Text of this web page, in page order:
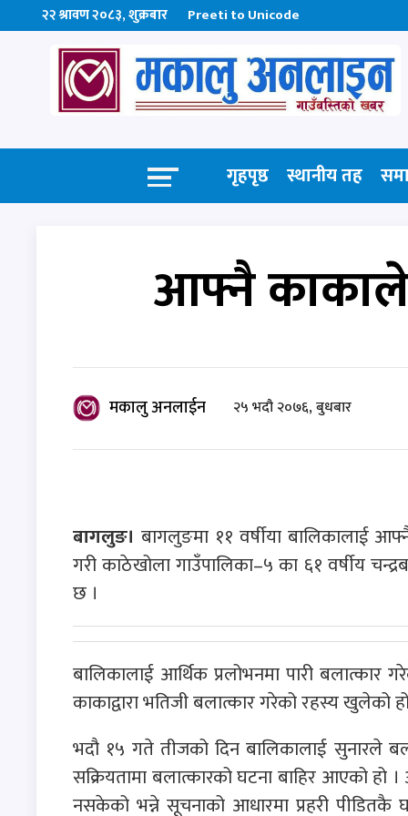
२२ श्रावण २०८३, शुक्रबार Preeti to Unicode
गृहपृष्ठ स्थानीय तह
आफ्नै काकाले
मकालु अनलाईन २५ भदौ २०७६, बुधबार
बागलुङ। बागलुङमा ११ वर्षीया बालिकालाई
गरी काठेखोला गाउँपालिका–५ का ६१ वर्षीय
छ ।
बालिकालाई आर्थिक प्रलोभनमा पारी बलात्कार
काकाद्वारा भतिजी बलात्कार गरेको रहस्य खुलेको
भदौ १५ गते तीजको दिन बालिकालाई सुनारले
सक्रियतामा बलात्कारको घटना बाहिर आएको
नसकेको भन्ने सूचनाको आधारमा प्रहरी पीडितकै